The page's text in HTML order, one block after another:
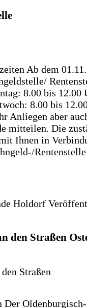
Ab dem
8.00 bis 12.00
8.00 bis
Anliegen aber
mitteilen. Die
Ihnen in
Holdorf
den Straßen
Der Oldenburgisch-